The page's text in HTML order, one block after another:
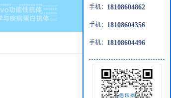
手机： 18108604862
手机： 18108604356
手机： 18108604496